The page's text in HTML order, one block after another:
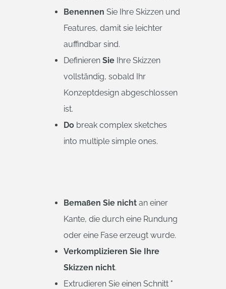
Benennen Sie Ihre Skizzen und
Features, damit sie leichter
auffindbar sind.
Definieren Sie Ihre Skizzen
vollständig, sobald Ihr
Konzeptdesign abgeschlossen
ist.
Do break complex sketches
into multiple simple ones.
Bemaßen Sie nicht an einer
Kante, die durch eine Rundung
oder eine Fase erzeugt wurde.
Verkomplizieren Sie Ihre
Skizzen nicht.
Extrudieren Sie einen Schnitt "